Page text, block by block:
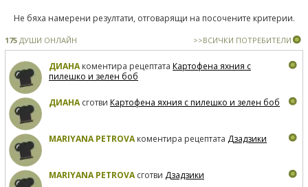
Не бяха намерени резултати, отговарящи на посочените критерии.
175 ДУШИ ОНЛАЙН >>ВСИЧКИ ПОТРЕБИТЕЛИ
ДИАНАкоментира рецептата Картофена яхния с
пилешко и зелен боб
ДИАНАсготви Картофена яхния с пилешко и зелен боб
MARIYANA PETROVAкоментира рецептата Дзадзики
MARIYANA PETROVAсготви Дзадзики